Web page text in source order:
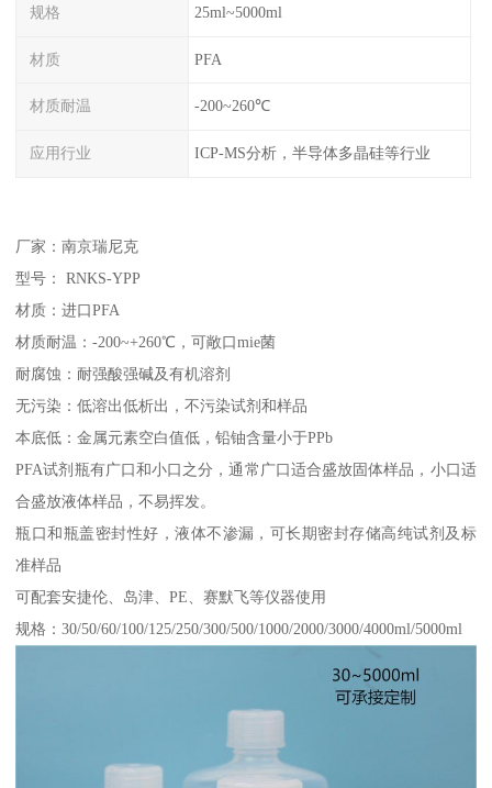
规格 25ml~5000ml
材质 PFA
材质耐温 -200~260℃
应用行业 ICP-MS分析，半导体多晶硅等行业
厂家：南京瑞尼克
型号： RNKS-YPP
材质：进口PFA
材质耐温：-200~+260℃，可敞口mie菌
耐腐蚀：耐强酸强碱及有机溶剂
无污染：低溶出低析出，不污染试剂和样品
本底低：金属元素空白值低，铅铀含量小于PPb
PFA试剂瓶有广口和小口之分，通常广口适合盛放固体样品，小口适
合盛放液体样品，不易挥发。
瓶口和瓶盖密封性好，液体不渗漏，可长期密封存储高纯试剂及标
准样品
可配套安捷伦、岛津、PE、赛默飞等仪器使用
规格：30/50/60/100/125/250/300/500/1000/2000/3000/4000ml/5000ml